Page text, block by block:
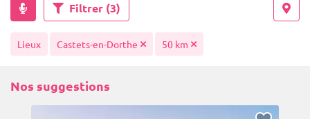
Filtrer (3)
Lieux Castets-en-Dorthe 50 km
Nos suggestions